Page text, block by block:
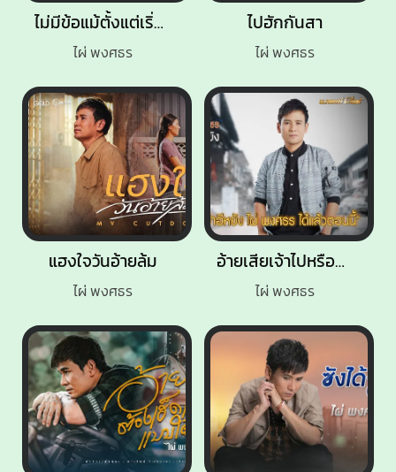
ไปฮักกันสา
ไผ่ พงศธร
อ้ายเสียเจ้าไปหรือยัง
ไผ่ พงศธร
ไม่มีข้อแม้ตั้งแต่เริ่มต้น
ไผ่ พงศธร
แฮงใจวันอ้ายล้ม
ไผ่ พงศธร